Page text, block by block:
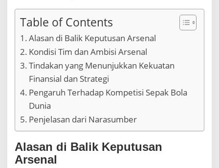
i
g
a
n
G
l
b
a
Table of Contents
Alasan di Balik Keputusan Arsenal
Kondisi Tim dan Ambisi Arsenal
Tindakan yang Menunjukkan Kekuatan
Finansial dan Strategi
Pengaruh Terhadap Kompetisi Sepak Bola
Dunia
Penjelasan dari Narasumber
Alasan di Balik Keputusan
Arsenal